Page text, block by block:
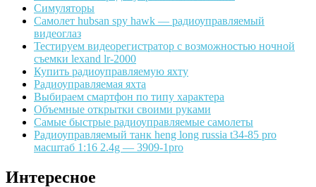
Симуляторы
Самолет hubsan spy hawk — радиоуправляемый
видеоглаз
Тестируем видеорегистратор с возможностью ночной
съемки lexand lr-2000
Купить радиоуправляемую яхту
Радиоуправляемая яхта
Выбираем смартфон по типу характера
Объемные открытки своими руками
Самые быстрые радиоуправляемые самолеты
Радиоуправляемый танк heng long russia t34-85 pro
масштаб 1:16 2.4g — 3909-1pro
Интересное